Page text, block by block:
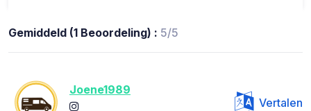
Gemiddeld (1 Beoordeling) : 5/5
Joene1989
Vertalen